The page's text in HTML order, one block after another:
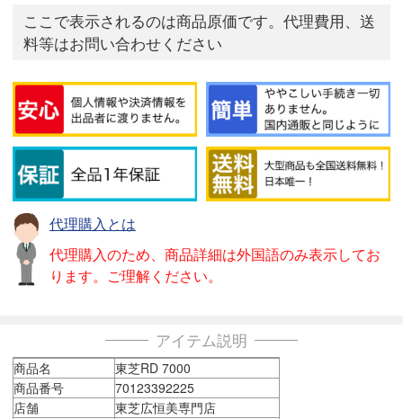
ここで表示されるのは商品原価です。代理費用、送
料等はお問い合わせください
代理購入とは
代理購入のため、商品詳細は外国語のみ表示してお
ります。ご理解ください。
アイテム説明
商品名
東芝RD 7000
商品番号
70123392225
店舗
東芝広恒美専門店